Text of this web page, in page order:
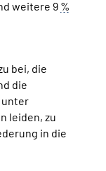
weitere 9­ %
bei, die
die
unter
leiden, zu
in die